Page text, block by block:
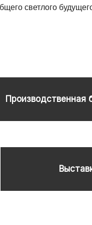
светлого
Производственная